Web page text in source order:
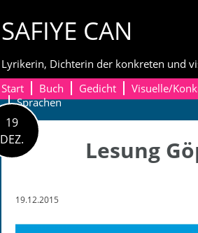
SAFIYE CAN
Lyrikerin, Dichterin der konkreten und
Start
Buch Gedicht Visuelle/
Sprachen
19
DEZ.
Lesung
19.12.2015